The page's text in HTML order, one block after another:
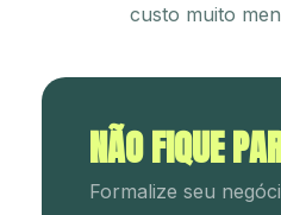
custo muito
NÃO FIQUE
Formalize seu